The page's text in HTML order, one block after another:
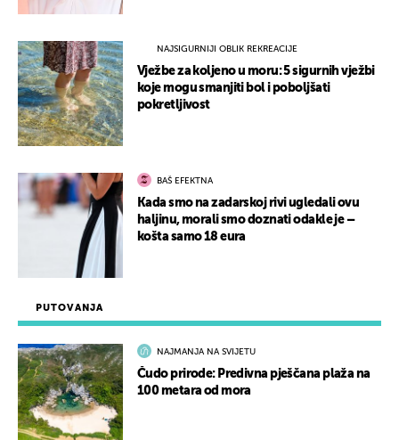
PUTOVANJA
NAJMANJA NA SVIJETU
Čudo prirode: Predivna pješčana plaža na
100 metara od mora
NAJSIGURNIJI OBLIK REKREACIJE
Vježbe za koljeno u moru: 5 sigurnih vježbi
koje mogu smanjiti bol i poboljšati
pokretljivost
BAŠ EFEKTNA
Kada smo na zadarskoj rivi ugledali ovu
haljinu, morali smo doznati odakle je –
košta samo 18 eura